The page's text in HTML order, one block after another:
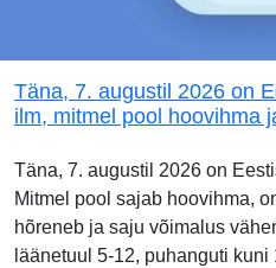
Täna, 7. augustil 2026 on
ilm, mitmel pool hoovihma
Täna, 7. augustil 2026 on
Mitmel pool sajab hoovihma,
hõreneb ja saju võimalus
läänetuul 5-12, puhanguti